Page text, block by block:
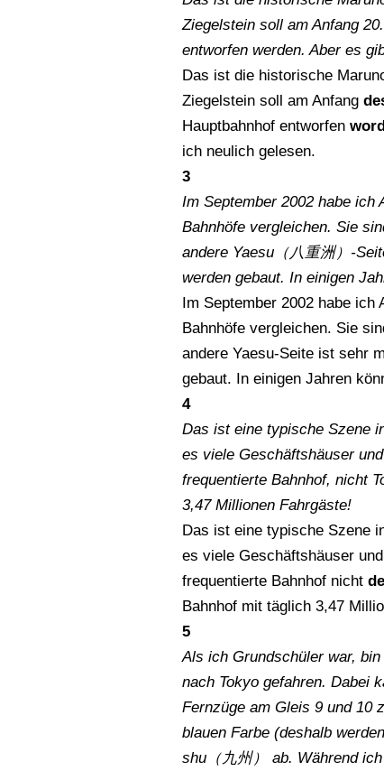
Ziegelstein soll am Anfang
entworfen werden. Aber es
Das ist die historische
Ziegelstein soll am Anfang
Hauptbahnhof entworfen
ich neulich gelesen.
3
Im September 2002 habe ich
Bahnhöfe vergleichen. Sie
andere Yaesu（八重洲）-
werden gebaut. In einigen
Im September 2002 habe ich
Bahnhöfe vergleichen. Sie
andere Yaesu-Seite ist sehr
gebaut. In einigen Jahren
4
Das ist eine typische Szene
es viele Geschäftshäuser
frequentierte Bahnhof, nicht
3,47 Millionen Fahrgäste!
Das ist eine typische Szene
es viele Geschäftshäuser
frequentierte Bahnhof nicht
Bahnhof mit täglich 3,47
5
Als ich Grundschüler war,
nach Tokyo gefahren. Dabei
Fernzüge am Gleis 9 und 10
blauen Farbe (deshalb
shu（九州） ab. Während